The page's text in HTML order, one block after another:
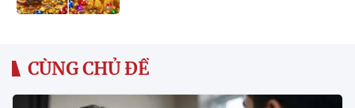
CÙNG CHỦ ĐỀ